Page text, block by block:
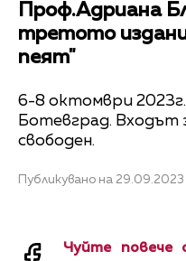
Проф.Адриана
третото
пеят"
6-8 октомври
Ботевград. Входът
свободен.
Публикувано на 29.09.2023
Чуйте повече